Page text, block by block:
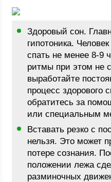
Здоровый сон.
гипотоника.
спать не менее 8-9
ритмы при этом не
выработайте
процесс здорового
обратитесь за
или специальным
Вставать резко с
нельзя. Это может
потере сознания.
положении лежа
разминочных